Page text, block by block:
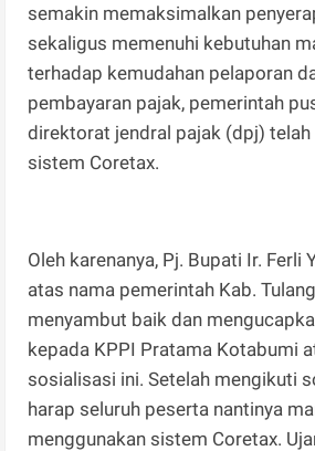
semakin memaksimalkan
sekaligus memenuhi kebutuhan
terhadap kemudahan pelaporan
pembayaran pajak, pemerintah
direktorat jendral pajak (dpj) telah
sistem Coretax.
Oleh karenanya, Pj. Bupati Ir. Ferli
atas nama pemerintah Kab.
menyambut baik dan
kepada KPPI Pratama Kotabumi
sosialisasi ini. Setelah mengikuti
harap seluruh peserta nantinya
menggunakan sistem Coretax.